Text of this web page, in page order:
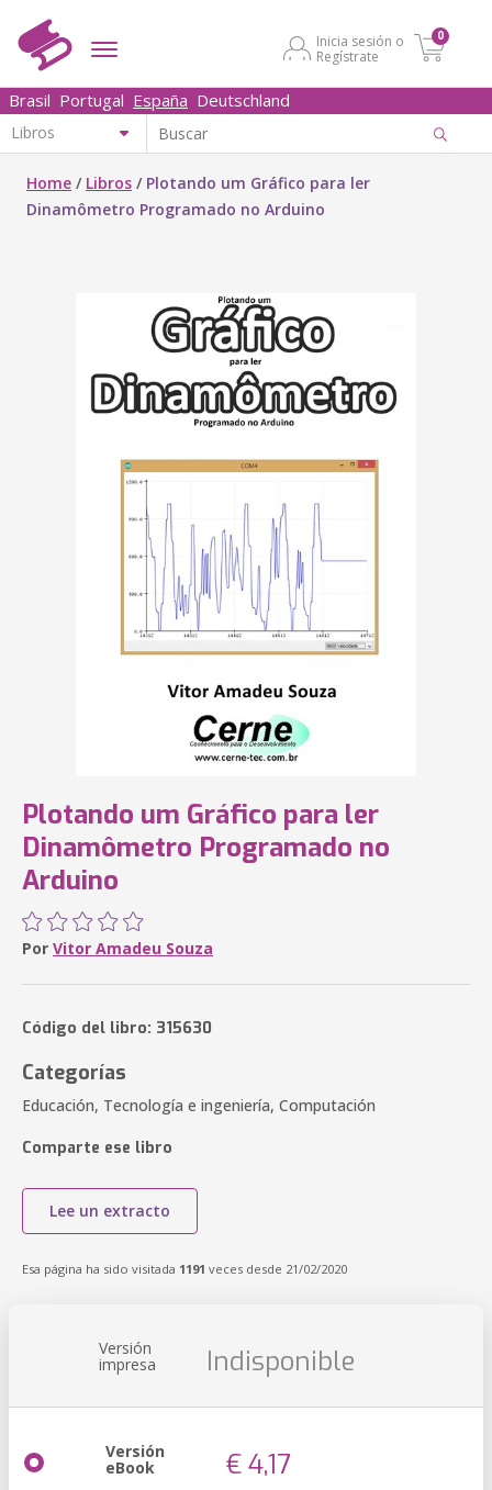
Inicia sesión o
Regístrate
0
Brasil Portugal España Deutschland
Home / Libros / Plotando um Gráfico para ler
Dinamômetro Programado no Arduino
Plotando um Gráfico para ler
Dinamômetro Programado no
Arduino
Por Vitor Amadeu Souza
Código del libro: 315630
Categorías
Educación, Tecnología e ingeniería, Computación
Comparte ese libro
Lee un extracto
Esa página ha sido visitada 1191 veces desde 21/02/2020
Versión
impresa Indisponible
Versión
eBook € 4,17